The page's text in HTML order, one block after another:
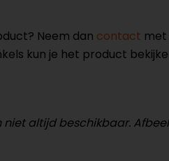
Neem dan contact met
kun je het product
altijd beschikbaar.